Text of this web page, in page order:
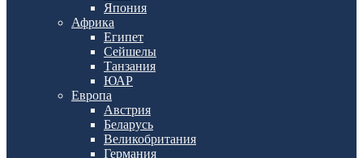
Япония
Африка
Египет
Сейшелы
Танзания
ЮАР
Европа
Австрия
Беларусь
Великобритания
Германия